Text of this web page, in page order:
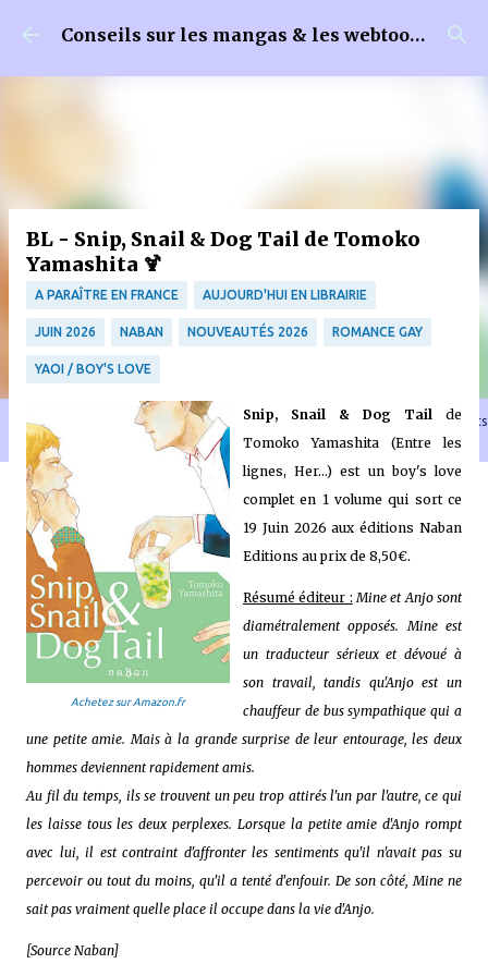
Accéder au contenu principal Conseils sur les mangas & les webtoons
🐈‍⬛ En tant que Partenaire Amazon, je réalise un bénéfice sur les achats
remplissant les conditions requises quand vous achetez sur Amazon.fr
BL - Snip, Snail & Dog Tail de Tomoko
Yamashita 🍹
A PARAÎTRE EN FRANCE AUJOURD'HUI EN LIBRAIRIE
JUIN 2026 NABAN NOUVEAUTÉS 2026 ROMANCE GAY
YAOI / BOY'S LOVE
Achetez sur Amazon.fr
Snip, Snail & Dog Tail de
Tomoko Yamashita (Entre les
lignes, Her...) est un boy's love
complet en 1 volume qui sort ce
19 Juin 2026 aux éditions Naban
Editions au prix de 8,50€.
Résumé éditeur : Mine et Anjo sont
diamétralement opposés. Mine est
un traducteur sérieux et dévoué à
son travail, tandis qu'Anjo est un
chauffeur de bus sympathique qui a
une petite amie. Mais à la grande surprise de leur entourage, les deux
hommes deviennent rapidement amis.
Au fil du temps, ils se trouvent un peu trop attirés l'un par l'autre, ce qui
les laisse tous les deux perplexes. Lorsque la petite amie d'Anjo rompt
avec lui, il est contraint d'affronter les sentiments qu'il n'avait pas su
percevoir ou tout du moins, qu'il a tenté d'enfouir. De son côté, Mine ne
sait pas vraiment quelle place il occupe dans la vie d'Anjo.
[Source Naban]